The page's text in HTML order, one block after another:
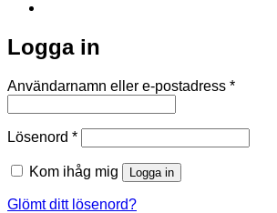
Logga in
Användarnamn eller e-postadress *
Lösenord *Obligatoriskt
Kom ihåg mig Logga in
Glömt ditt lösenord?